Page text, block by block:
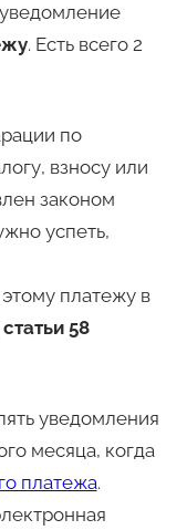
. Есть всего 2
по
взносу или
законом
успеть,
платежу в
58
уведомления
месяца, когда
платежа.